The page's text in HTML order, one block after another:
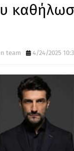
team 4/24/2025